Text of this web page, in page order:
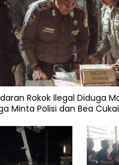
Rokok Ilegal Diduga
Minta Polisi dan Bea